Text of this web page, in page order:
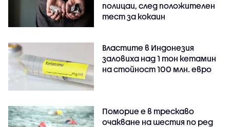
полицаи, след положителен
тест за кокаин
Властите в Индонезия
заловиха над 1 тон кетамин
на стойност 100 млн. евро
Поморие е в трескаво
очакване на шестия по ред